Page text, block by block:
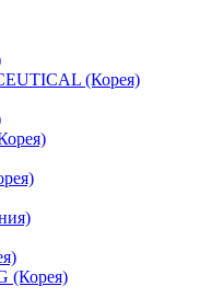
(Корея)
(Корея)